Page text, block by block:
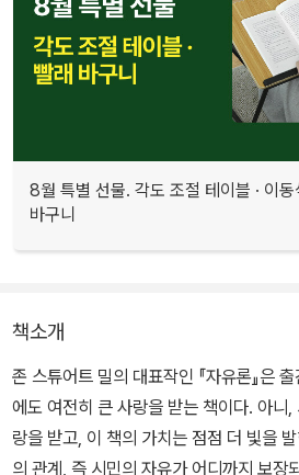
8월 특별 선물. 각도 조절 테이블 · 이동
바구니
책소개
존 스튜어트 밀의 대표작인 『자유론』은
에도 여전히 큰 사랑을 받는 책이다. 아니
랑을 받고, 이 책의 가치는 점점 더 빛을
의 관계, 즉 시민의 자유가 어디까지 보장